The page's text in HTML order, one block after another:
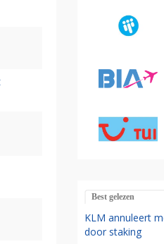
Best gelezen
KLM annuleert
door staking